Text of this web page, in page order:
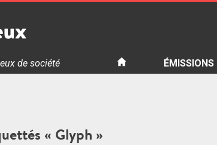
parle de jeux de société
de société ÉMISSIONS
« Glyph »